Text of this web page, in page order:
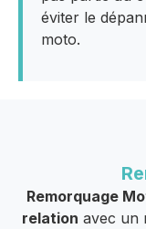
éviter le
moto.
Remorquage
relation avec un